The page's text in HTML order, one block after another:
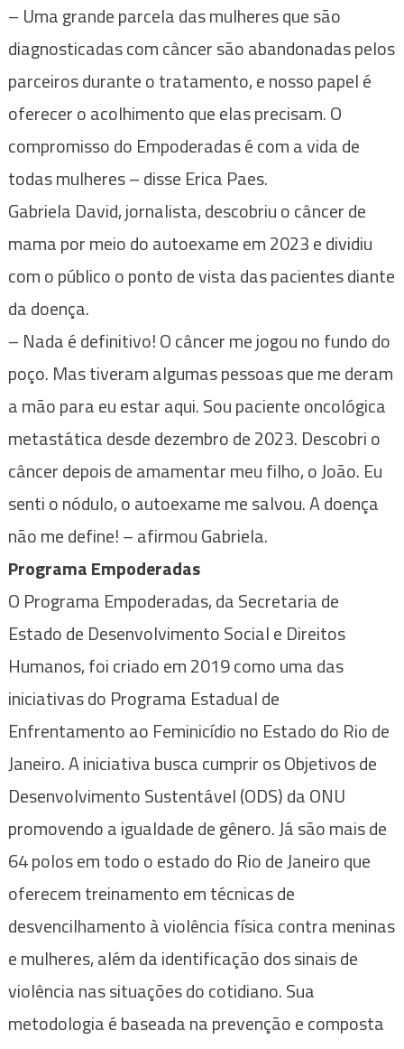
– Uma grande parcela das mulheres que são
diagnosticadas com câncer são abandonadas pelos
parceiros durante o tratamento, e nosso papel é
oferecer o acolhimento que elas precisam. O
compromisso do Empoderadas é com a vida de
todas mulheres – disse Erica Paes.
Gabriela David, jornalista, descobriu o câncer de
mama por meio do autoexame em 2023 e dividiu
com o público o ponto de vista das pacientes diante
da doença.
– Nada é definitivo! O câncer me jogou no fundo do
poço. Mas tiveram algumas pessoas que me deram
a mão para eu estar aqui. Sou paciente oncológica
metastática desde dezembro de 2023. Descobri o
câncer depois de amamentar meu filho, o João. Eu
senti o nódulo, o autoexame me salvou. A doença
não me define! – afirmou Gabriela.
Programa Empoderadas
O Programa Empoderadas, da Secretaria de
Estado de Desenvolvimento Social e Direitos
Humanos, foi criado em 2019 como uma das
iniciativas do Programa Estadual de
Enfrentamento ao Feminicídio no Estado do Rio de
Janeiro. A iniciativa busca cumprir os Objetivos de
Desenvolvimento Sustentável (ODS) da ONU
promovendo a igualdade de gênero. Já são mais de
64 polos em todo o estado do Rio de Janeiro que
oferecem treinamento em técnicas de
desvencilhamento à violência física contra meninas
e mulheres, além da identificação dos sinais de
violência nas situações do cotidiano. Sua
metodologia é baseada na prevenção e composta